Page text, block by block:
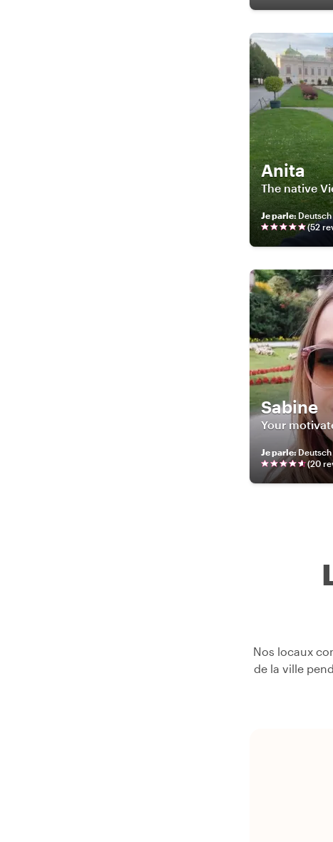
Anita
The native
Je parle: Deutsch
(52
Sabine
Your
Je parle:Deutsch
(20
Nos locaux
de la ville